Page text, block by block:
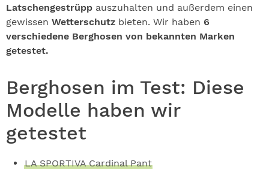
Latschengestrüpp auszuhalten und außerdem einen
gewissen Wetterschutz bieten. Wir haben 6
verschiedene Berghosen von bekannten Marken
getestet.
Berghosen im Test: Diese
Modelle haben wir
getestet
LA SPORTIVA Cardinal Pant